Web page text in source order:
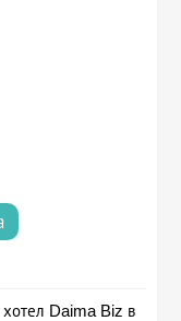
хотел Daima Biz в